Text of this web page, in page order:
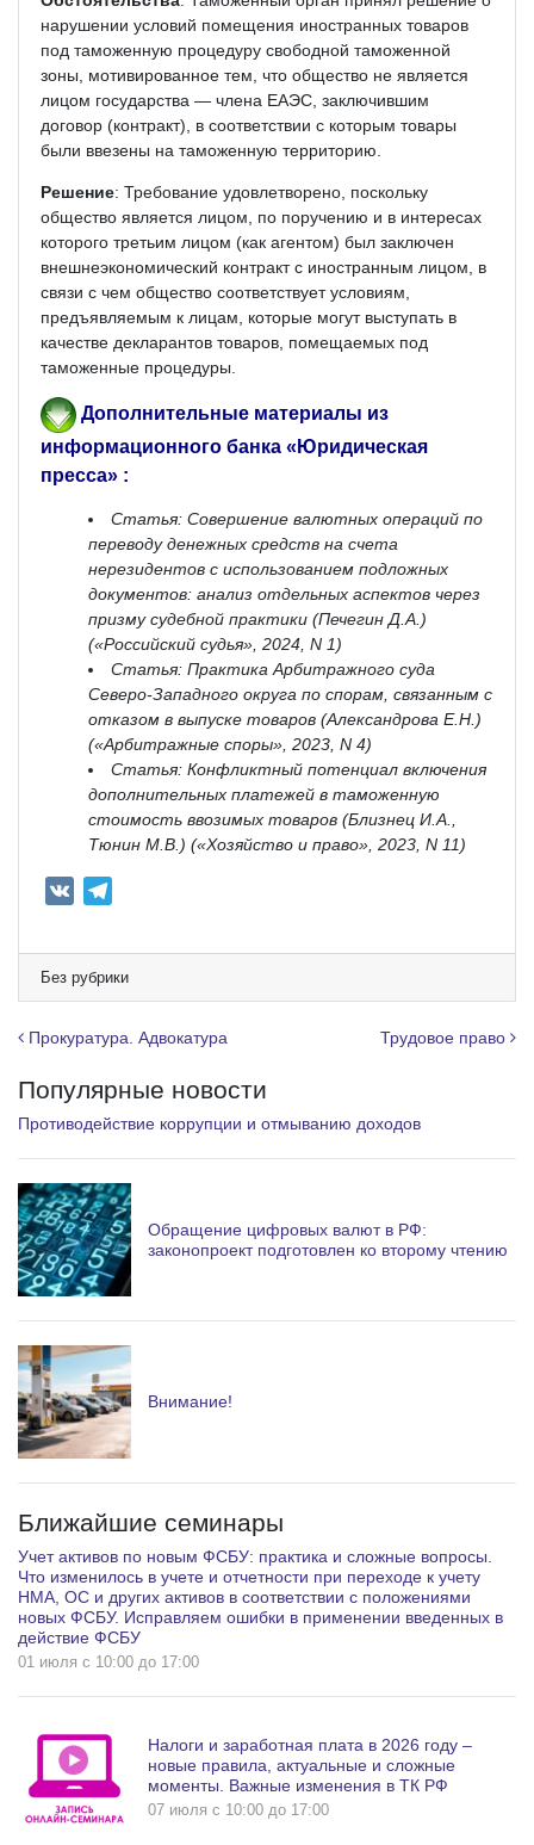
нарушении условий помещения иностранных товаров
под таможенную процедуру свободной таможенной
зоны, мотивированное тем, что общество не является
лицом государства — члена ЕАЭС, заключившим
договор (контракт), в соответствии с которым товары
были ввезены на таможенную территорию.
Решение: Требование удовлетворено, поскольку
общество является лицом, по поручению и в интересах
которого третьим лицом (как агентом) был заключен
внешнеэкономический контракт с иностранным лицом, в
связи с чем общество соответствует условиям,
предъявляемым к лицам, которые могут выступать в
качестве декларантов товаров, помещаемых под
таможенные процедуры.
Дополнительные материалы из
информационного банка «Юридическая
пресса» :
Статья: Совершение валютных операций по
переводу денежных средств на счета
нерезидентов с использованием подложных
документов: анализ отдельных аспектов через
призму судебной практики (Печегин Д.А.)
(«Российский судья», 2024, N 1)
Статья: Практика Арбитражного суда
Северо-Западного округа по спорам, связанным с
отказом в выпуске товаров (Александрова Е.Н.)
(«Арбитражные споры», 2023, N 4)
Статья: Конфликтный потенциал включения
дополнительных платежей в таможенную
стоимость ввозимых товаров (Близнец И.А.,
Тюнин М.В.) («Хозяйство и право», 2023, N 11)
e
g
r
m
Без рубрики
Навигация по записям
Прокуратура. Адвокатура Трудовое право
Популярные новости
Противодействие коррупции и отмыванию доходов
Обращение цифровых валют в РФ:
законопроект подготовлен ко второму чтению
Внимание!
Ближайшие семинары
Учет активов по новым ФСБУ: практика и сложные вопросы.
Что изменилось в учете и отчетности при переходе к учету
НМА, ОС и других активов в соответствии с положениями
новых ФСБУ. Исправляем ошибки в применении введенных в
действие ФСБУ
01 июля c 10:00 до 17:00
Налоги и заработная плата в 2026 году –
новые правила, актуальные и сложные
моменты. Важные изменения в ТК РФ
07 июля c 10:00 до 17:00